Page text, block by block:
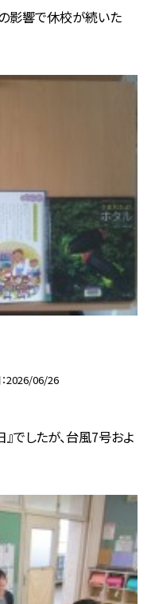
影響で休校が続いた
2026/06/26
でしたが、台風7号およ